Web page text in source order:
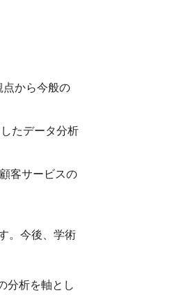
から今般の
たデータ分析
客サービスの
。今後、学術
分析を軸とし